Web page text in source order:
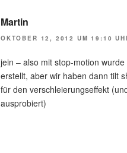
Martin
OKTOBER 12, 2012 UM 19:10
jein – also mit stop-motion wurde
erstellt, aber wir haben dann tilt
für den verschleierungseffekt
ausprobiert)